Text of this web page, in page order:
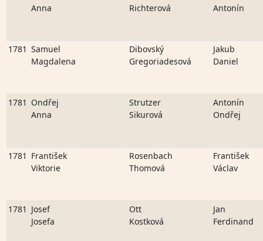
Anna
Richterová
Antonín
1781 Samuel
Magdalena
Dibovský
Gregoriadesová
Jakub
Daniel
1781 Ondřej
Anna
Strutzer
Sikurová
Antonín
Ondřej
1781 František
Viktorie
Rosenbach
Thomová
František
Václav
1781 Josef
Josefa
Ott
Kostková
Jan
Ferdinand